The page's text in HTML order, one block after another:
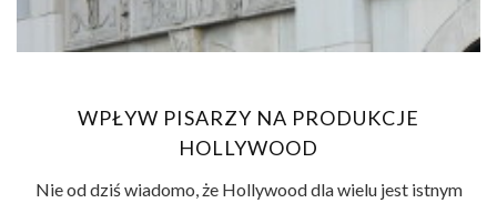
WPŁYW PISARZY NA PRODUKCJE
HOLLYWOOD
Nie od dziś wiadomo, że Hollywood dla wielu jest istnym